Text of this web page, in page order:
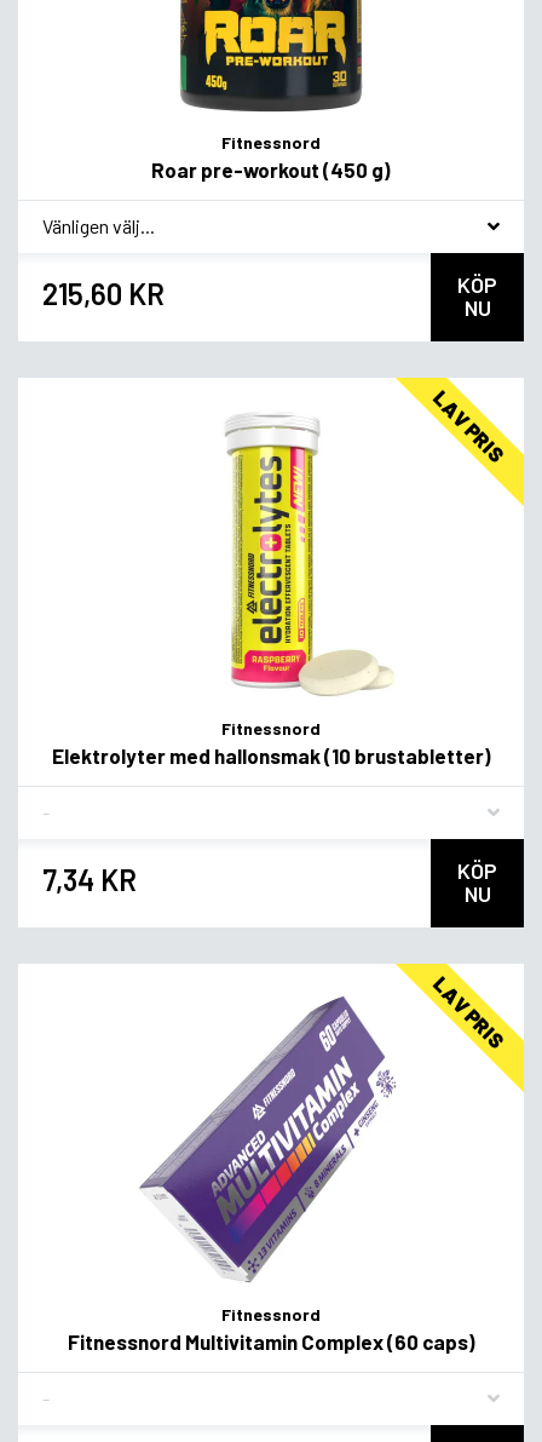
Fitnessnord
Roar pre-workout (450 g)
* Smagsvariant
215,60 KR
KÖP
NU
LAV PRIS
Fitnessnord
Elektrolyter med hallonsmak (10 brustabletter)
7,34 KR
KÖP
NU
LAV PRIS
Fitnessnord
Fitnessnord Multivitamin Complex (60 caps)